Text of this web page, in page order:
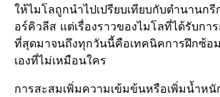
ให้ไมโลถูกนำไปเปรียบเทียบกับตำนานกรี
อร์คิวลีส แต่เรื่องราวของไมโลที่ได้รับกา
ที่สุดมาจนถึงทุกวันนี้คือเทคนิคการฝึกซ้อม
เองที่ไม่เหมือนใคร
การสะสมเพิ่มความเข้มข้นหรือเพิ่มน้ำห